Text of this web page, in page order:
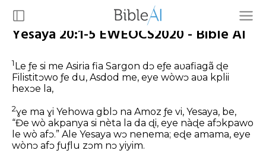
Yesaya 20:1-5 EWEOCS2020 - Bible AI
1Le ƒe si me Asiria fia Sargon dɔ eƒe aʋafiagã ɖe
Filistitɔwo ƒe du, Asdod me, eye wòwɔ aʋa kplii
hexɔe la,
2ɣe ma ɣi Yehowa gblɔ na Amoz ƒe vi, Yesaya, be,
“Ɖe wò akpanya si nèta la da ɖi, eye nàɖe afɔkpawo
le wò afɔ.” Ale Yesaya wɔ nenema; eɖe amama, eye
wònɔ afɔ ƒuƒlu zɔm nɔ yiyim.